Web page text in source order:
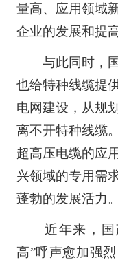
量高、应用领域
企业的发展和提高
与此同时，国
也给特种线缆提
电网建设，从规
离不开特种线缆
超高压电缆的应
兴领域的专用需
蓬勃的发展活力。
近年来，国
高”呼声愈加强